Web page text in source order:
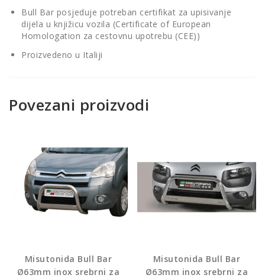
Bull Bar posjeduje potreban certifikat za upisivanje
dijela u knjižicu vozila (Certificate of European
Homologation za cestovnu upotrebu (CEE))
Proizvedeno u Italiji
Povezani proizvodi
Misutonida Bull Bar
Ø63mm inox srebrni za
Misutonida Bull Bar
Ø63mm inox srebrni za